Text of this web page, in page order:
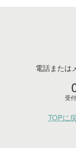
電話または
受
TOPに